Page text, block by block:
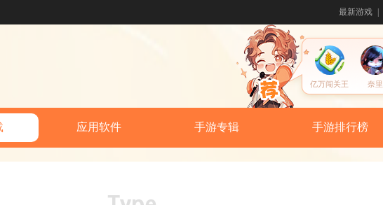
最新游戏
亿万闯关王 奈里
应用软件 手游专辑 手游排行榜